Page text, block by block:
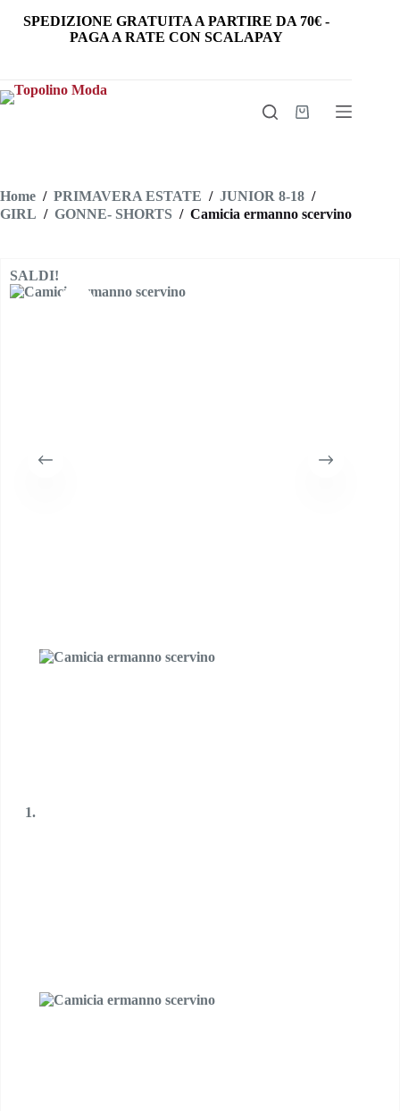
SPEDIZIONE GRATUITA A PARTIRE DA 70€ -
PAGA A RATE CON SCALAPAY
Carrello
Home / PRIMAVERA ESTATE / JUNIOR 8-18 /
GIRL / GONNE- SHORTS / Camicia ermanno scervino
SALDI!